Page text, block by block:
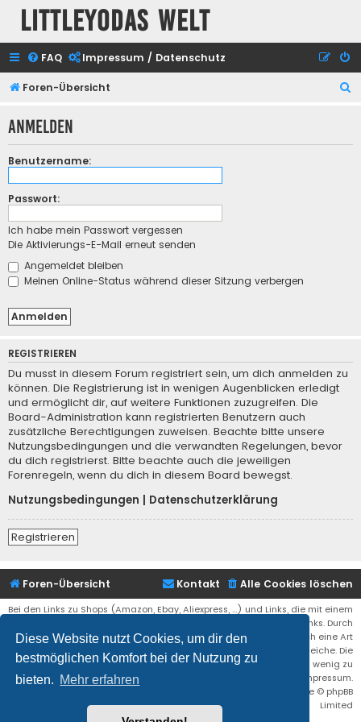
Diese Website nutzt Cookies, um dir den
bestmöglichen Komfort bei der Nutzung zu
bieten. Mehr erfahren
Littleyodas Welt
FAQ Impressum / Datenschutz
Foren-Übersicht
h
Anmelden
Benutzername:
Passwort:
Ich habe mein Passwort vergessen
Die Aktivierungs-E-Mail erneut senden
Angemeldet bleiben
Meinen Online-Status während dieser Sitzung verbergen
REGISTRIEREN
Du musst in diesem Forum registriert sein, um dich anmelden zu
können. Die Registrierung ist in wenigen Augenblicken erledigt
und ermöglicht dir, auf weitere Funktionen zuzugreifen. Die
Board-Administration kann registrierten Benutzern auch
zusätzliche Berechtigungen zuweisen. Beachte bitte unsere
Nutzungsbedingungen und die verwandten Regelungen, bevor
du dich registrierst. Bitte beachte auch die jeweiligen
Forenregeln, wenn du dich in diesem Board bewegst.
Nutzungsbedingungen
Datenschutzerklärung
Registrieren
Foren-Übersicht Alle Cookies löschen
Kontakt
Bei den Links zu Shops (Amazon, Ebay, Aliexpress, ...) und Links, die mit einem
Stern (*) markiert sind, kann es sich um sogenannte Affiliate Links. Durch
den Kauf eines Produktes über einen Affiliate Link erhälte ich eine Art
Umsatzbeteiligung gutgeschrieben. Für euch bleibt der Preis der gleiche. Die
Einnahmen helfen die Hostgebühren für diese Webseite ein wenig zu
reduzieren. Siehe auch das Impressum.
® Forum Software © phpBB
Limited